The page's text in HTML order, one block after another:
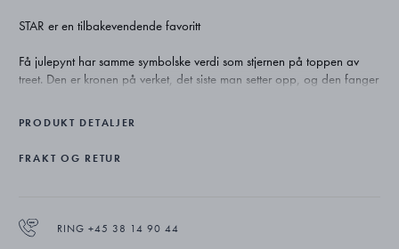
STAR er en tilbakevendende favoritt
Få julepynt har samme symbolske verdi som stjernen på toppen av
treet. Den er kronen på verket, det siste man setter opp, og den fanger
år. Han begynte som lærling i 1952 og viet hele sin karriere til klassisk
Stjernen har et spiralformet feste slik at den kan plasseres øverst i treet,
men det følger også med et rødt silkebånd dersom du heller vil henge
PRODUKT DETALJER
FRAKT OG RETUR
RING +45 38 14 90 44